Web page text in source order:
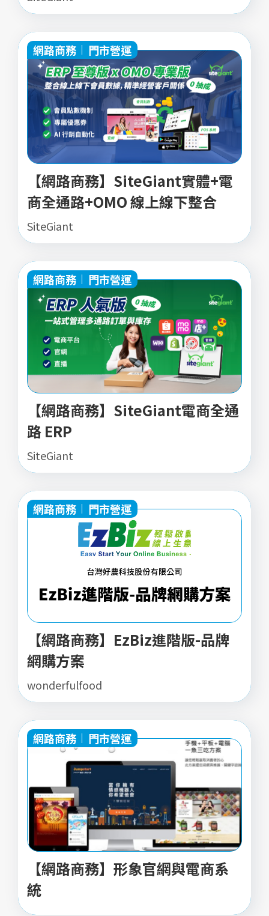
網路商務 門市營運
【網路商務】SiteGiant實體+電
商全通路+OMO 線上線下整合
SiteGiant
網路商務 門市營運
【網路商務】SiteGiant電商全通
路 ERP
SiteGiant
網路商務 門市營運
【網路商務】EzBiz進階版-品牌
網購方案
wonderfulfood
網路商務 門市營運
【網路商務】形象官網與電商系
統